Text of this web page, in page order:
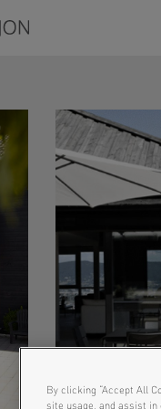
By clicking “Accept All
site usage, and assist